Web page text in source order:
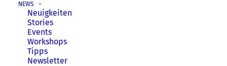
NEWS
Neuigkeiten
Stories
Events
Workshops
Tipps
Newsletter